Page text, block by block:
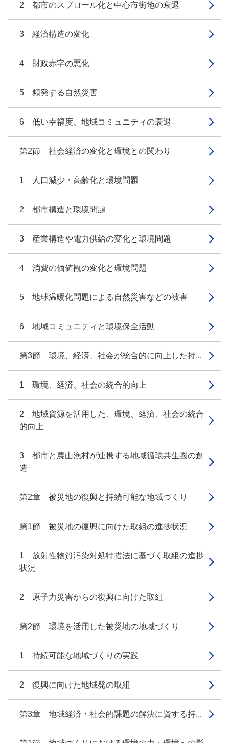
2 都市のスプロール化と中心市街地の衰退
3 経済構造の変化
4 財政赤字の悪化
5 頻発する自然災害
6 低い幸福度、地域コミュニティの衰退
第2節 社会経済の変化と環境との関わり
1 人口減少・高齢化と環境問題
2 都市構造と環境問題
3 産業構造や電力供給の変化と環境問題
4 消費の価値観の変化と環境問題
5 地球温暖化問題による自然災害などの被害
6 地域コミュニティと環境保全活動
第3節 環境、経済、社会が統合的に向上した持...
1 環境、経済、社会の統合的向上
2 地域資源を活用した、環境、経済、社会の統合
的向上
3 都市と農山漁村が連携する地域循環共生圏の創
造
第2章 被災地の復興と持続可能な地域づくり
第1節 被災地の復興に向けた取組の進捗状況
1 放射性物質汚染対処特措法に基づく取組の進捗
状況
2 原子力災害からの復興に向けた取組
第2節 環境を活用した被災地の地域づくり
1 持続可能な地域づくりの実践
2 復興に向けた地域発の取組
第3章 地域経済・社会的課題の解決に資する持...